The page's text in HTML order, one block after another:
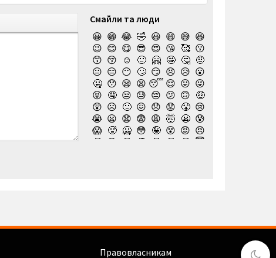
Смайли та люди
😀 😁 😂 🤣 😃 😄 😅 😆
😉 😊 😋 😎 😍 😘 🥰 😗
😙 😚 ☺️ 🙂 🤗 🤩 🤔 🤨
😐 😑 😶 🙄 😏 😣 😥 😮
🤐 😯 😪 😫 😴 😌 😛 😜
😝 🤤 😒 😓 😔 😕 🙃 🤑
😲 ☹️ 🙁 😖 😞 😟 😤 😢
😭 😦 😧 😨 😩 🤯 😬 😰
😱 🥵 🥶 😳 🤪 😵 😡 😠
🤬
😷 🤒 🤕 🤢 🤮 🤧 😇
Правовласникам